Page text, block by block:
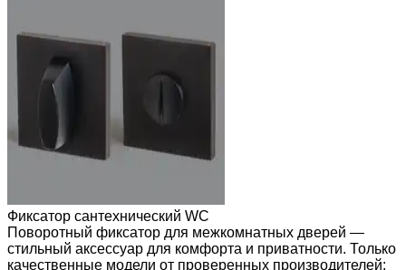
Фиксатор сантехнический WC
Поворотный фиксатор для межкомнатных дверей —
стильный аксессуар для комфорта и приватности. Только
качественные модели от проверенных производителей: